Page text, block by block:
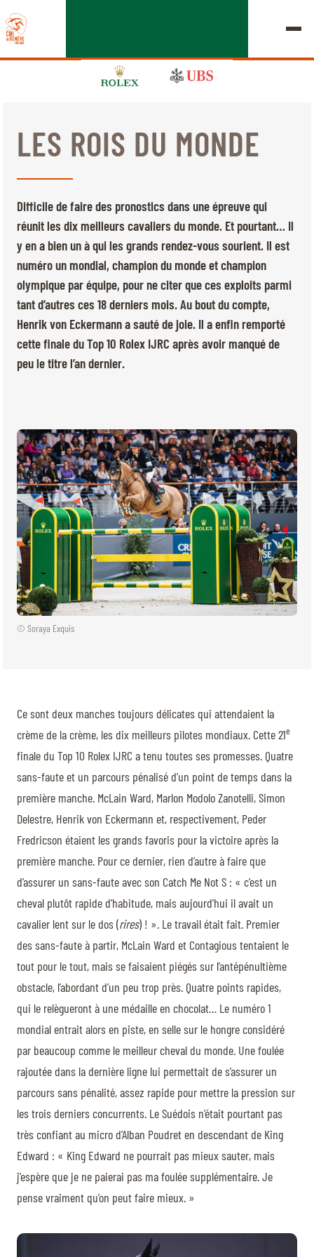
ÉDITION 2026
LE CHIG
MULTIMÉDIA
LIENS RAPIDES
ACCUEIL
EXPOSANTS
DÉPARTS & RÉSULTATS
ROLEX GRAND SLAM
MÉDIAS
FR EN
Jeudi, 17 Septembre 2026
© Soraya Exquis
LES ROIS DU MONDE
Difficile de faire des pronostics dans une épreuve qui
réunit les dix meilleurs cavaliers du monde. Et pourtant… Il
y en a bien un à qui les grands rendez-vous sourient. Il est
numéro un mondial, champion du monde et champion
olympique par équipe, pour ne citer que ces exploits parmi
tant d’autres ces 18 derniers mois. Au bout du compte,
Henrik von Eckermann a sauté de joie. Il a enfin remporté
cette finale du Top 10 Rolex IJRC après avoir manqué de
peu le titre l’an dernier.
Ce sont deux manches toujours délicates qui attendaient la
crème de la crème, les dix meilleurs pilotes mondiaux. Cette 21e
finale du Top 10 Rolex IJRC a tenu toutes ses promesses. Quatre
sans-faute et un parcours pénalisé d’un point de temps dans la
première manche. McLain Ward, Marlon Modolo Zanotelli, Simon
Delestre, Henrik von Eckermann et, respectivement, Peder
Fredricson étaient les grands favoris pour la victoire après la
première manche. Pour ce dernier, rien d’autre à faire que
d’assurer un sans-faute avec son Catch Me Not S : « c’est un
cheval plutôt rapide d’habitude, mais aujourd’hui il avait un
cavalier lent sur le dos (rires) ! ». Le travail était fait. Premier
des sans-faute à partir, McLain Ward et Contagious tentaient le
tout pour le tout, mais se faisaient piégés sur l’antépénultième
obstacle, l’abordant d’un peu trop près. Quatre points rapides,
qui le relègueront à une médaille en chocolat… Le numéro 1
mondial entrait alors en piste, en selle sur le hongre considéré
par beaucoup comme le meilleur cheval du monde. Une foulée
rajoutée dans la dernière ligne lui permettait de s’assurer un
parcours sans pénalité, assez rapide pour mettre la pression sur
les trois derniers concurrents. Le Suédois n’était pourtant pas
très confiant au micro d’Alban Poudret en descendant de King
Edward : « King Edward ne pourrait pas mieux sauter, mais
j’espère que je ne paierai pas ma foulée supplémentaire. Je
pense vraiment qu’on peut faire mieux. »